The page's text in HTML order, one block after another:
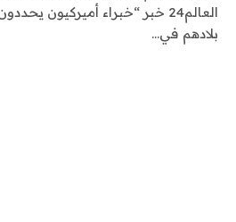
العالم24 خبر “خبراء أميركيون
بلادهم في…